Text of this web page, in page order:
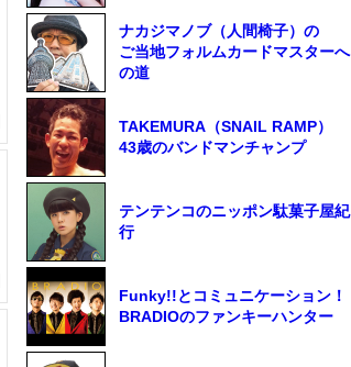
ナカジマノブ（人間椅子）の
ご当地フォルムカードマスターへ
の道
TAKEMURA（SNAIL RAMP）
43歳のバンドマンチャンプ
テンテンコのニッポン駄菓子屋紀
行
Funky!!とコミュニケーション！
BRADIOのファンキーハンター